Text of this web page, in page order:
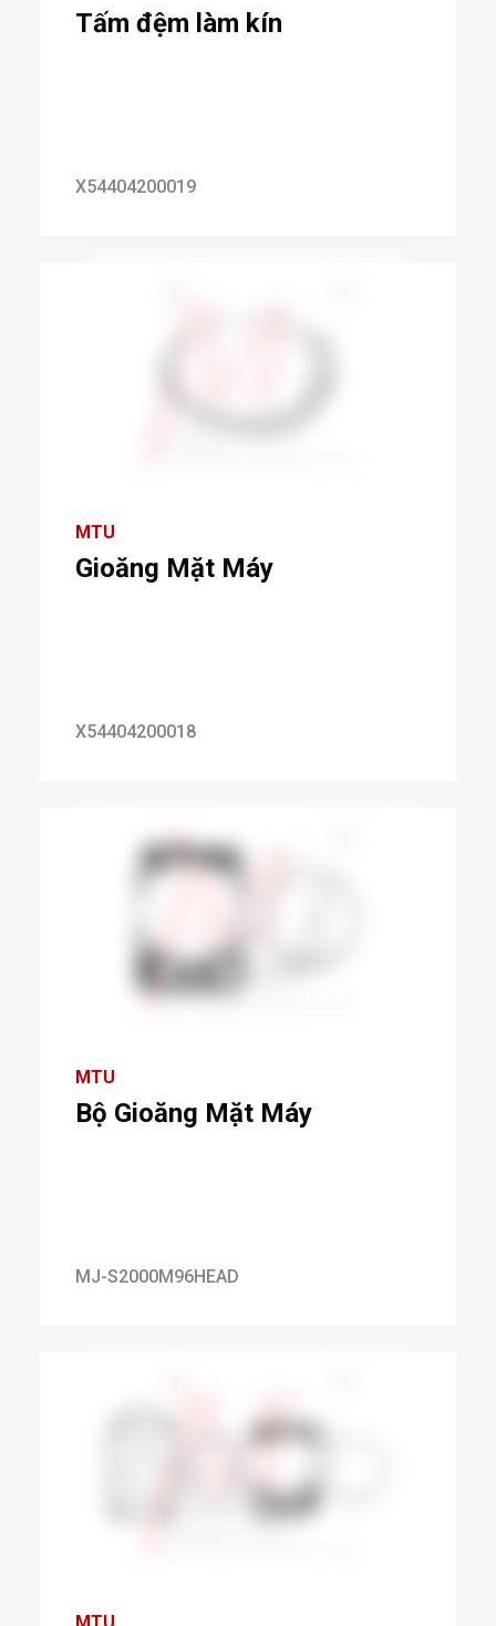
Tấm đệm làm kín
X54404200019
MTU
Gioăng Mặt Máy
X54404200018
MTU
Bộ Gioăng Mặt Máy
MJ-S2000M96HEAD